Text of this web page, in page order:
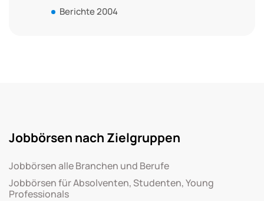
Berichte 2004
Jobbörsen nach Zielgruppen
Jobbörsen alle Branchen und Berufe
Jobbörsen für Absolventen, Studenten, Young
Professionals